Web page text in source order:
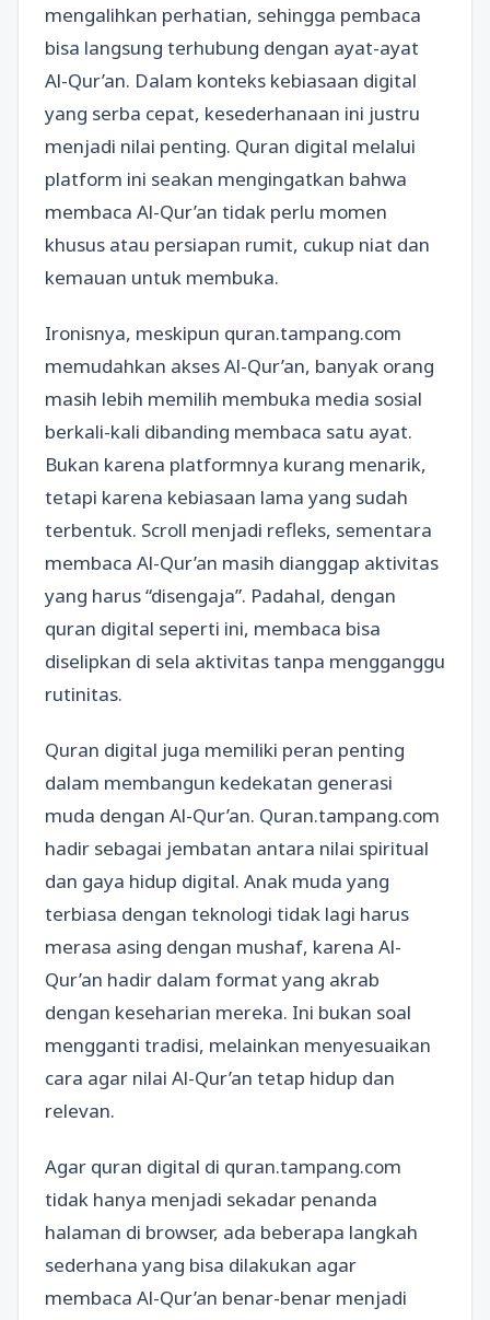
mengalihkan perhatian, sehingga pembaca
bisa langsung terhubung dengan ayat-ayat
Al-Qur’an. Dalam konteks kebiasaan digital
yang serba cepat, kesederhanaan ini justru
menjadi nilai penting. Quran digital melalui
platform ini seakan mengingatkan bahwa
membaca Al-Qur’an tidak perlu momen
khusus atau persiapan rumit, cukup niat dan
kemauan untuk membuka.
Ironisnya, meskipun quran.tampang.com
memudahkan akses Al-Qur’an, banyak orang
masih lebih memilih membuka media sosial
berkali-kali dibanding membaca satu ayat.
Bukan karena platformnya kurang menarik,
tetapi karena kebiasaan lama yang sudah
terbentuk. Scroll menjadi refleks, sementara
membaca Al-Qur’an masih dianggap aktivitas
yang harus “disengaja”. Padahal, dengan
quran digital seperti ini, membaca bisa
diselipkan di sela aktivitas tanpa mengganggu
rutinitas.
Quran digital juga memiliki peran penting
dalam membangun kedekatan generasi
muda dengan Al-Qur’an. Quran.tampang.com
hadir sebagai jembatan antara nilai spiritual
dan gaya hidup digital. Anak muda yang
terbiasa dengan teknologi tidak lagi harus
merasa asing dengan mushaf, karena Al-
Qur’an hadir dalam format yang akrab
dengan keseharian mereka. Ini bukan soal
mengganti tradisi, melainkan menyesuaikan
cara agar nilai Al-Qur’an tetap hidup dan
relevan.
Agar quran digital di quran.tampang.com
tidak hanya menjadi sekadar penanda
halaman di browser, ada beberapa langkah
sederhana yang bisa dilakukan agar
membaca Al-Qur’an benar-benar menjadi